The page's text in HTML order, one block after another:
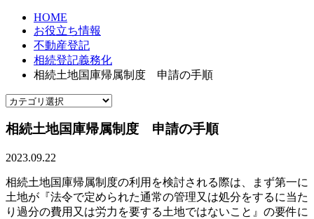
HOME
お役立ち情報
不動産登記
相続登記義務化
相続土地国庫帰属制度 申請の手順
相続土地国庫帰属制度 申請の手順
2023.09.22
相続土地国庫帰属制度の利用を検討される際は、
まず第一に
土地が『法令で定められた通常の管理又は処分をするに当た
り過分の費用又は労力を要する土地ではないこと』の要件に